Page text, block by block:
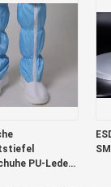
PU-Leder